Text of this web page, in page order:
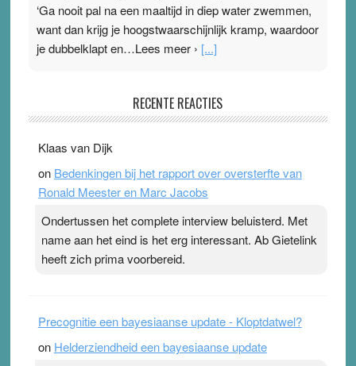
‘Ga nooit pal na een maaltijd in diep water zwemmen,
want dan krijg je hoogstwaarschijnlijk kramp, waardoor
je dubbelklapt en…Lees meer › [...]
Ward van Beek
topsporters. Ze hopen ermee hun hartslag te verlagen
terwijl ze meer zuurstof opnemen. Daarop heeft zo’n
pleister geen effect. Maar het gevoel ‘makkelijker te
Pleisterplakkers in de topspsort ›[...]
RECENTE REACTIES
Klaas van Dijk
on Bedenkingen bij het rapport over oversterfte van
Ronald Meester en Marc Jacobs
Ondertussen het complete interview beluisterd. Met
name aan het eind is het erg interessant. Ab Gietelink
heeft zich prima voorbereid.
Precognitie een bayesiaanse update - Kloptdatwel?
on Helderziendheid een bayesiaanse update